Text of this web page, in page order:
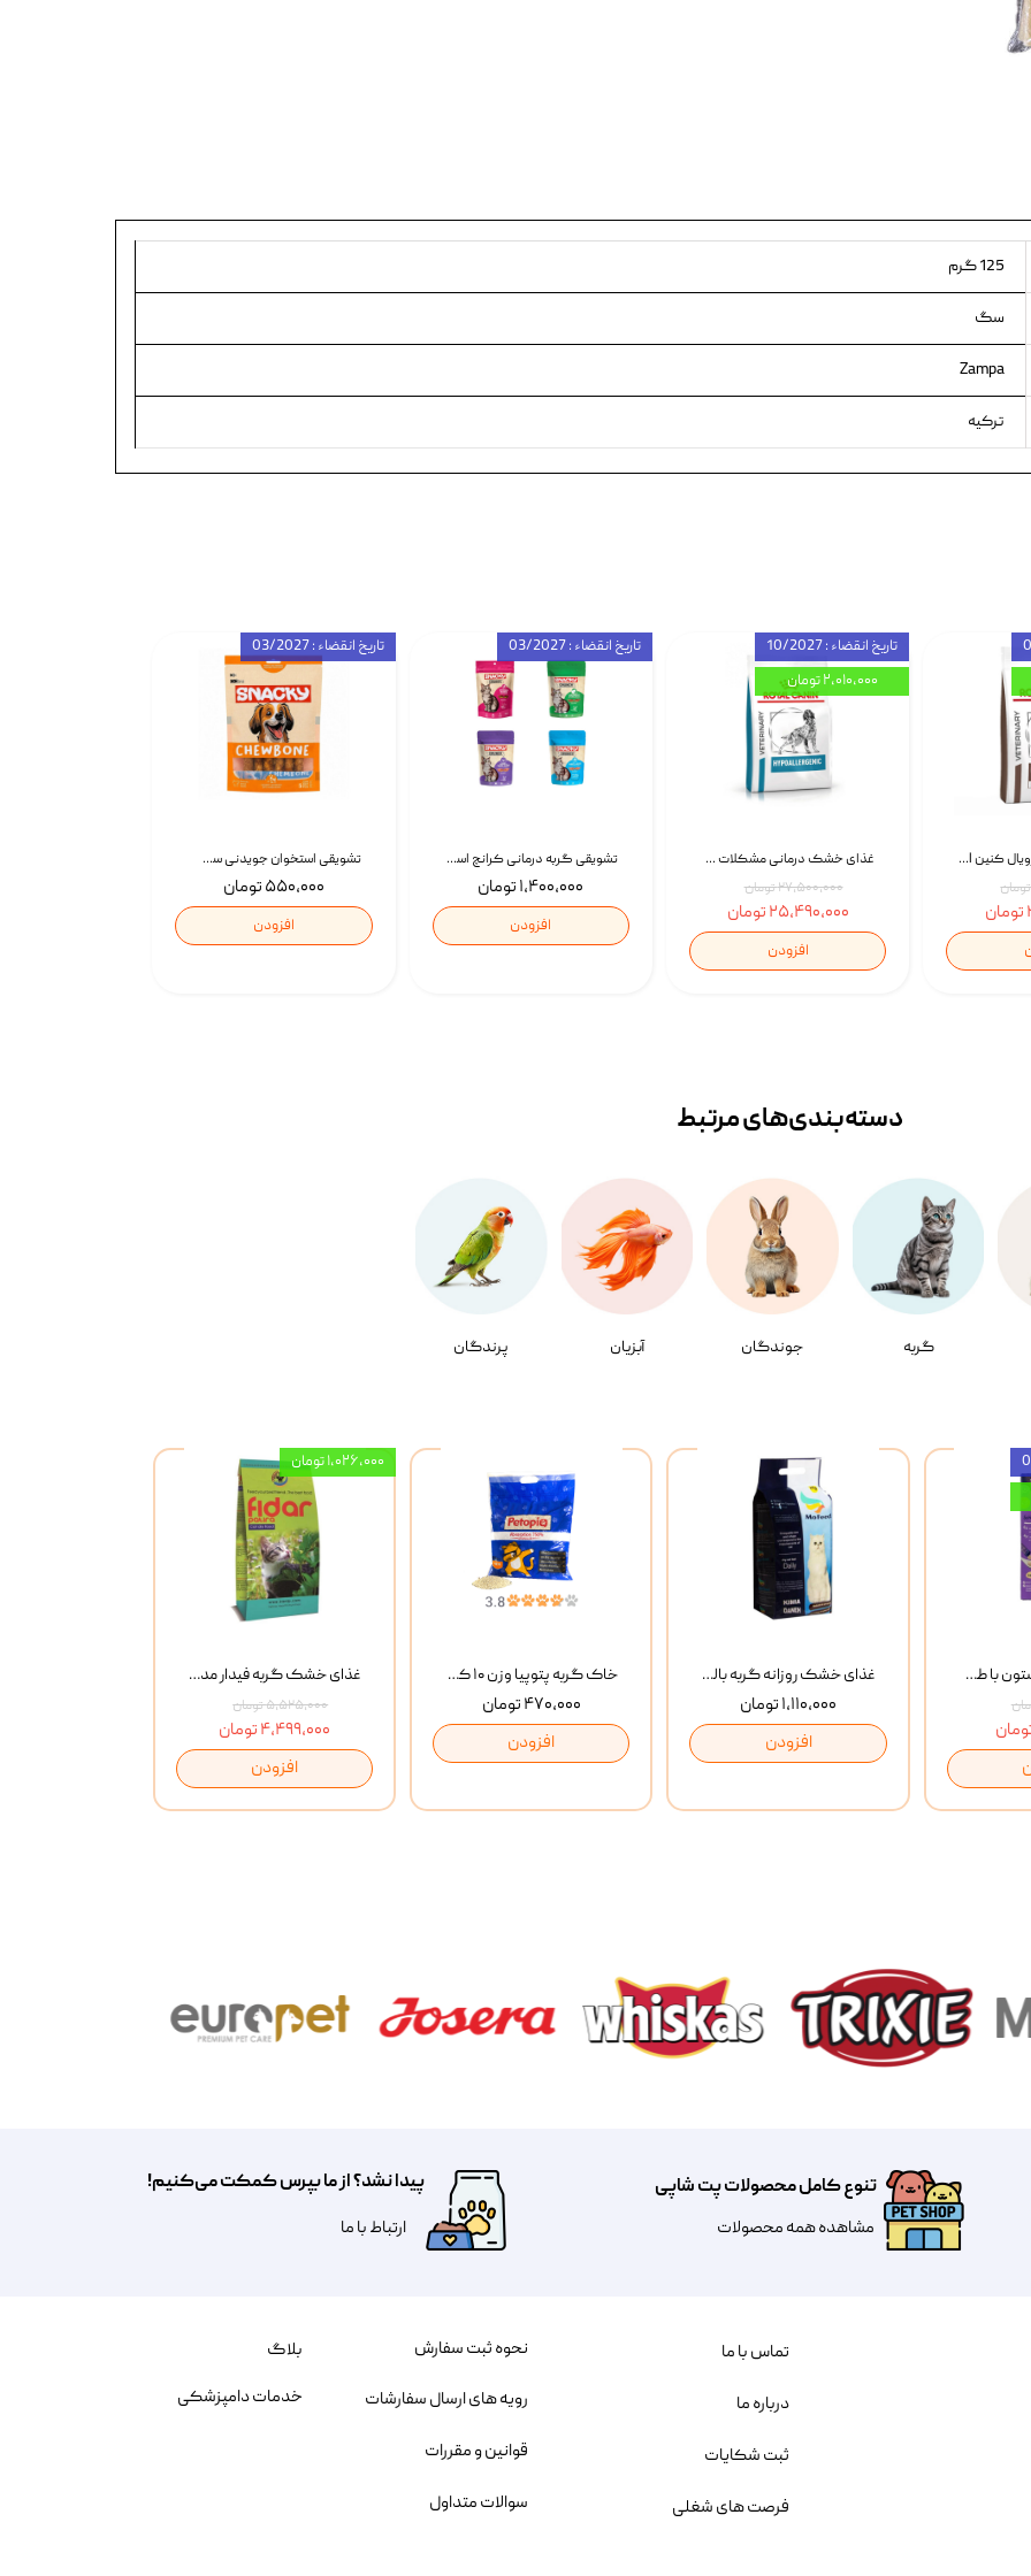
125 گرم
سگ
Zampa
ترکیه
تشویقی استخوان جویدنی سگ اسنکی کرانچی با طعم مرغ Snacky Crunchy Munchy وزن 100 گرم
۵۵۰,۰۰۰ تومان
افزودن
تاریخ انقضاء : 03/2027
تشویقی گربه درمانی کرانچ اسنکی با طعم میکس Snacky Crunch Cat Treats وزن 60 گرم بسته 4 عددی
۱,۴۰۰,۰۰۰ تومان
افزودن
تاریخ انقضاء : 03/2027
غذای خشک درمانی مشکلات گوارشی سگ رویال کنین Royal Canin Hypoallergenic وزن 7 کیلوگرم | پت استوک
۲۷,۵۰۰,۰۰۰ تومان
۲۵,۴۹۰,۰۰۰ تومان
افزودن
تاریخ انقضاء : 10/2027
۲,۰۱۰,۰۰۰ تومان
غذای خشک سگ رویال کنین Royal Canin Gastrointestinal وزن 7.5 کیلوگرم | پت استوک
گربه جوندگان آبزیان پرندگان
دسته‌بندی‌‌های مرتبط
غذای خشک گربه فیدار مدل Adult وزن 10 کیلوگرم
۵,۵۲۵,۰۰۰ تومان
۴,۴۹۹,۰۰۰ تومان
افزودن
۱,۰۲۶,۰۰۰ تومان
خاک گربه پتوپیا وزن ۱۰ کیلوگرم
۴۷۰,۰۰۰ تومان
افزودن
غذای خشک روزانه گربه بالغ مفید MoFeed Adult Daily Cat Food وزن 2 کیلوگرم
۱,۱۱۰,۰۰۰ تومان
افزودن
بستنی گربه وینستون با طعم مرغ و ماهی Winstone Chicken & Fish بسته 8 عددی
تنوع کامل محصولات پت شاپی
مشاهده همه محصولات
پیدا نشد؟ از ما بپرس کمکت می‌کنیم!
​​​ارتباط با ما
نحوه ثبت سفارش
رویه های ارسال سفارشات
قوانین و مقررات
سوالات متداول
تماس با ما
درباره ما
ثبت شکایات
فرصت های شغلی
بلاگ
خدمات دامپزشکی